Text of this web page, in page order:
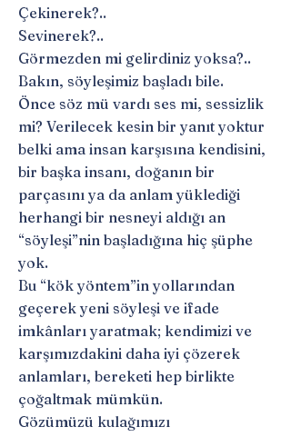
Çekinerek?..
Sevinerek?..
Görmezden mi gelirdiniz yoksa?..
Bakın, söyleşimiz başladı bile.
Önce söz mü vardı ses mi, sessizlik
mi? Verilecek kesin bir yanıt yoktur
belki ama insan karşısına kendisini,
bir başka insanı, doğanın bir
parçasını ya da anlam yüklediği
herhangi bir nesneyi aldığı an
“söyleşi”nin başladığına hiç şüphe
yok.
Bu “kök yöntem”in yollarından
geçerek yeni söyleşi ve ifade
imkânları yaratmak; kendimizi ve
karşımızdakini daha iyi çözerek
anlamları, bereketi hep birlikte
çoğaltmak mümkün.
Gözümüzü kulağımızı